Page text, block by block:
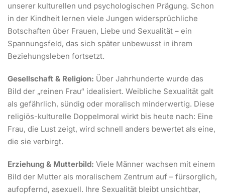
unserer kulturellen und psychologischen Prägung. Schon
in der Kindheit lernen viele Jungen widersprüchliche
Botschaften über Frauen, Liebe und Sexualität – ein
Spannungsfeld, das sich später unbewusst in ihrem
Beziehungsleben fortsetzt.
Gesellschaft & Religion: Über Jahrhunderte wurde das
Bild der „reinen Frau“ idealisiert. Weibliche Sexualität galt
als gefährlich, sündig oder moralisch minderwertig. Diese
religiös-kulturelle Doppelmoral wirkt bis heute nach: Eine
Frau, die Lust zeigt, wird schnell anders bewertet als eine,
die sie verbirgt.
Erziehung & Mutterbild: Viele Männer wachsen mit einem
Bild der Mutter als moralischem Zentrum auf – fürsorglich,
aufopfernd, asexuell. Ihre Sexualität bleibt unsichtbar,